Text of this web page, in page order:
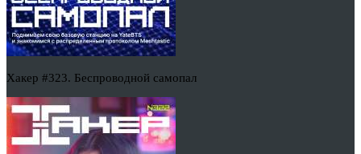
Хакер #323. Беспроводной самопал